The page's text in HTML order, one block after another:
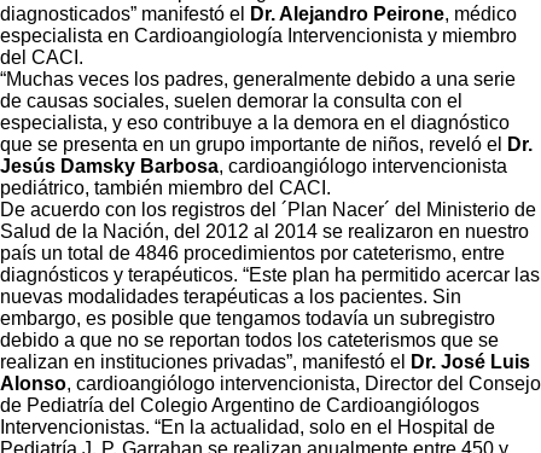
diagnosticados” manifestó el
Dr. Alejandro Peirone, médico
especialista en Cardioangiología Intervencionista y miembro
del CACI.
“Muchas veces los padres, generalmente debido a una serie
de causas sociales, suelen demorar la consulta con el
especialista, y eso contribuye a la demora en el diagnóstico
que se presenta en un grupo importante de niños, reveló el
Dr.
Jesús Damsky Barbosa, cardioangiólogo intervencionista
pediátrico, también miembro del CACI.
De acuerdo con los registros del ´Plan Nacer´ del Ministerio de
Salud de la Nación, del 2012 al 2014 se realizaron en nuestro
país un total de 4846 procedimientos por cateterismo, entre
diagnósticos y terapéuticos. “Este plan ha permitido acercar las
nuevas modalidades terapéuticas a los pacientes. Sin
embargo, es posible que tengamos todavía un subregistro
debido a que no se reportan todos los cateterismos que se
realizan en instituciones privadas”, manifestó el
Dr. José Luis
Alonso, cardioangiólogo intervencionista, Director del Consejo
de Pediatría del Colegio Argentino de Cardioangiólogos
Intervencionistas. “En la actualidad, solo en el Hospital de
Pediatría J. P. Garrahan se realizan anualmente entre 450 y